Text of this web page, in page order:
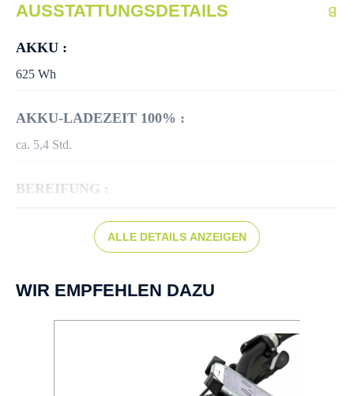
AUSSTATTUNGSDETAILS
AKKU :
625 Wh
AKKU-LADEZEIT 100% :
ca. 5,4 Std.
BEREIFUNG :
Scheibenbremse hydr.
ALLE DETAILS ANZEIGEN
WIR EMPFEHLEN DAZU